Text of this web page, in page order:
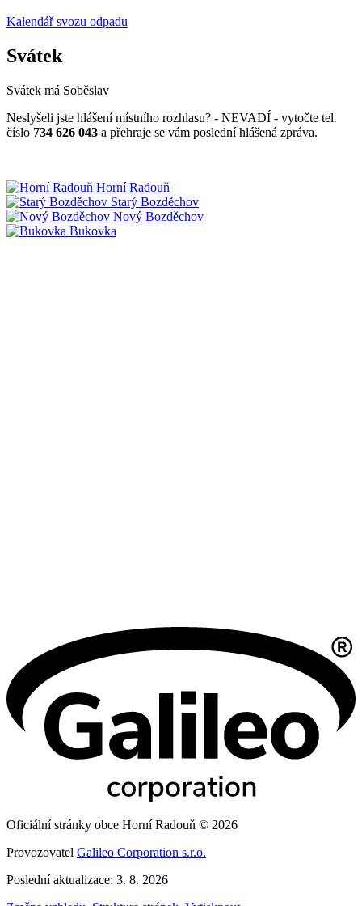
Kalendář svozu odpadu
Svátek
Svátek má Soběslav
Neslyšeli jste hlášení místního rozhlasu? - NEVADÍ - vytočte tel.
číslo 734 626 043 a přehraje se vám poslední hlášená zpráva.
Horní Radouň
Starý Bozděchov
Nový Bozděchov
Bukovka
Oficiální stránky obce Horní Radouň © 2026
Provozovatel Galileo Corporation s.r.o.
Poslední aktualizace: 3. 8. 2026